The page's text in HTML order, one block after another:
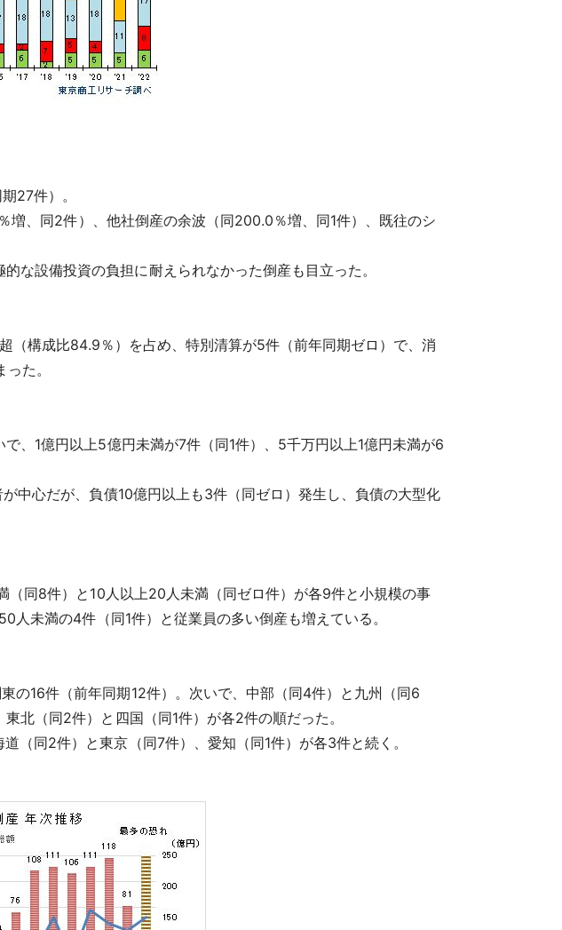
27件）。
、同2件）、他社倒産の余波（同200.0％増、同1件）、既往のシ
な設備投資の負担に耐えられなかった倒産も目立った。
構成比84.9％）を占め、特別清算が5件（前年同期ゼロ）で、消
た。
、1億円以上5億円未満が7件（同1件）、5千万円以上1億円未満が6
中心だが、負債10億円以上も3件（同ゼロ）発生し、負債の大型化
同8件）と10人以上20人未満（同ゼロ件）が各9件と小規模の事
未満の4件（同1件）と従業員の多い倒産も増えている。
16件（前年同期12件）。次いで、中部（同4件）と九州（同6
北（同2件）と四国（同1件）が各2件の順だった。
同2件）と東京（同7件）、愛知（同1件）が各3件と続く。